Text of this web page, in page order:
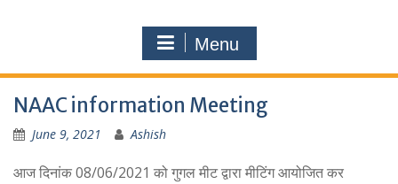
Menu
NAAC information Meeting
June 9, 2021 Ashish
आज दिनांक 08/06/2021 को गुगल मीट द्वारा मीटिंग आयोजित कर